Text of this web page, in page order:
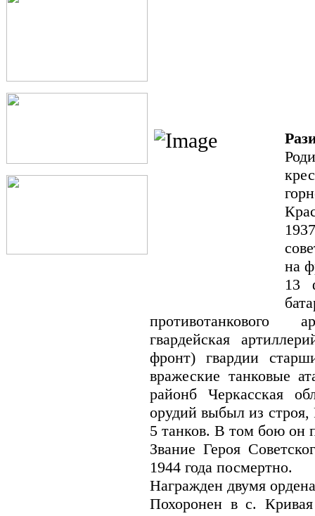
на
13
противотанкового
гвардейская
фронт) гвардии
вражеские танковые
районб Черкасская
орудий выбыл из строя,
5 танков. В том бою он
Звание Героя
1944 года посмертно.
Награжден двумя
Похоронен в с.